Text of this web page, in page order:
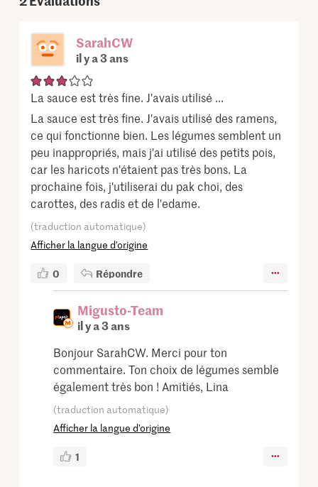
SarahCW
il y a 3 ans
La sauce est très fine. J'avais utilisé ...
La sauce est très fine. J'avais utilisé des ramens,
ce qui fonctionne bien. Les légumes semblent un
peu inappropriés, mais j'ai utilisé des petits pois,
car les haricots n'étaient pas très bons. La
prochaine fois, j'utiliserai du pak choi, des
carottes, des radis et de l'edame.
(traduction automatique)
Afficher la langue d’origine
0 Répondre
Migusto-Team
il y a 3 ans
Bonjour SarahCW. Merci pour ton
commentaire. Ton choix de légumes semble
également très bon ! Amitiés, Lina
(traduction automatique)
Afficher la langue d’origine
1